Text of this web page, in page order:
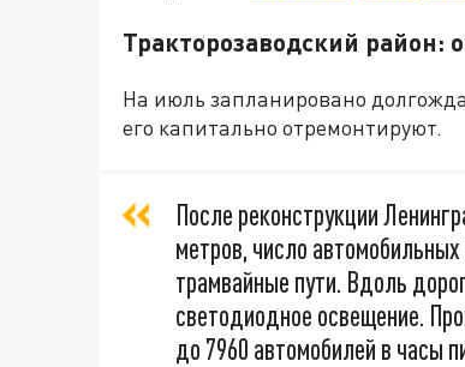
Тракторозаводский район:
На июль запланировано
его капитально отремонтируют.
После реконструкции
метров, число
трамвайные пути. Вдоль
светодиодное освещение.
до 7960 автомобилей в часы